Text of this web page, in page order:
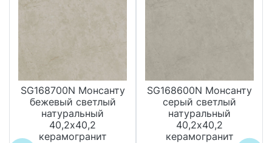
SG168700N Монсанту
бежевый светлый
натуральный
40,2х40,2
керамогранит
SG168600N Монсанту
серый светлый
натуральный
40,2х40,2
керамогранит